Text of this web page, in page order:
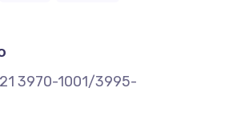
3970-1001/3995-